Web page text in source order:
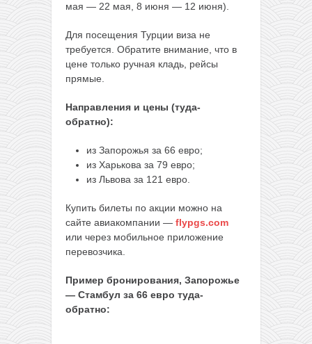
мая — 22 мая, 8 июня — 12 июня).
Для посещения Турции виза не
требуется. Обратите внимание, что в
цене только ручная кладь, рейсы
прямые.
Направления и цены (туда-
обратно):
из Запорожья за 66 евро;
из Харькова за 79 евро;
из Львова за 121 евро.
Купить билеты по акции можно на
сайте авиакомпании — flypgs.com
или через мобильное приложение
перевозчика.
Пример бронирования, Запорожье
— Стамбул за 66 евро туда-
обратно: